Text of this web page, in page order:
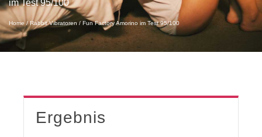
im Test 95/100
Home / Rabbit Vibratoren / Fun Factory Amorino im Test 95/100
Ergebnis